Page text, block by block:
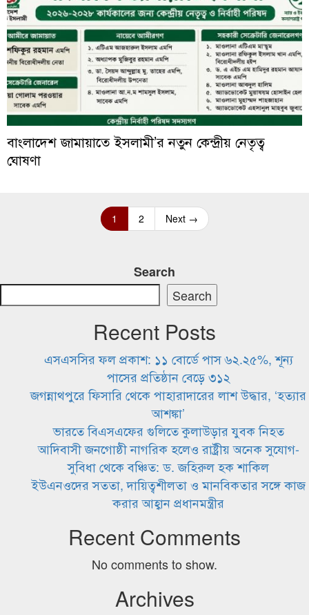
বাংলাদেশ জামায়াতে ইসলামী’র নতুন কেন্দ্রীয় নেতৃত্ব
ঘোষণা
1 2 Next →
Search
Search
Recent Posts
এসএসসির ফল প্রকাশ: ১১ বোর্ডে পাস ৬২.২৫%, শূন্য
পাসের প্রতিষ্ঠান বেড়ে ৩১২
জগন্নাথপুরে ফিসারি থেকে পাহারাদারের লাশ উদ্ধার, ‘হত্যার
আশঙ্কা’
ভারতে বিএসএফের গুলিতে কুলাউড়ার যুবক নিহত
আদিবাসী জনগোষ্ঠী নাগরিক হলেও রাষ্ট্রীয় অনেক সুযোগ-
সুবিধা থেকে বঞ্চিত: ড. জহিরুল হক শাকিল
ইউএনওদের সততা, দায়িত্বশীলতা ও মানবিকতার সঙ্গে কাজ
করার আহ্বান প্রধানমন্ত্রীর
Recent Comments
No comments to show.
Archives